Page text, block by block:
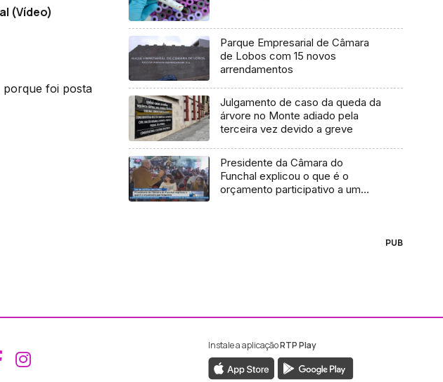
(Vídeo)
porque foi posta
Parque Empresarial de Câmara
de Lobos com 15 novos
arrendamentos
Julgamento de caso da queda da
árvore no Monte adiado pela
terceira vez devido a greve
Presidente da Câmara do
Funchal explicou o que é o
orçamento participativo a um
PUB
Aceder ao Facebook da RTP Madeira
Aceder ao Instagram da RTP Madeira
Instale a aplicaçãoRTP Play